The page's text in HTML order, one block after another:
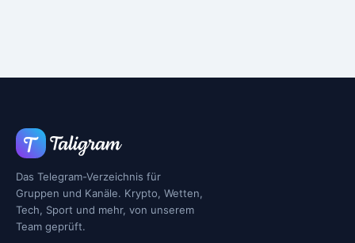
Das Telegram-Verzeichnis für
Gruppen und Kanäle. Krypto, Wetten,
Tech, Sport und mehr, von unserem
Team geprüft.